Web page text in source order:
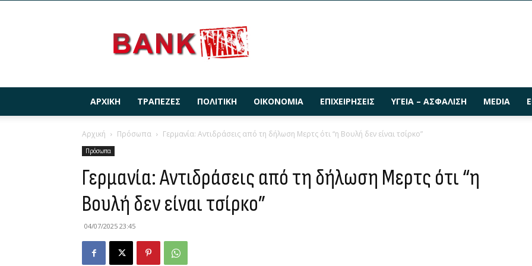
ΑΡΧΙΚΉ ΤΡΆΠΕΖΕΣ ΠΟΛΙΤΙΚΉ ΟΙΚΟΝΟΜΊΑ ΕΠΙΧΕΙΡΉΣΕΙΣ ΥΓΕΊΑ – ΑΣΦΆΛΙΣΗ MEDIA
Αρχική Πρόσωπα Γερμανία: Αντιδράσεις από τη δήλωση Μερτς ότι “η Βουλή δεν είναι τσίρκο”
Πρόσωπα
Γερμανία: Αντιδράσεις από τη δήλωση Μερτς ότι “η
Βουλή δεν είναι τσίρκο”
04/07/2025 23:45